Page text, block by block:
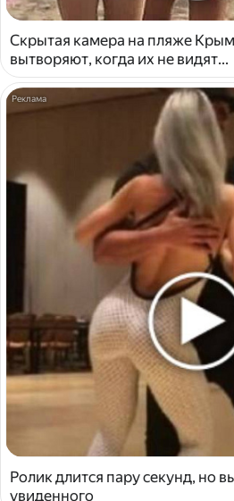
Скрытая камера на пляже
вытворяют, когда их не видят...
Ролик длится пару секунд, но
увиденного